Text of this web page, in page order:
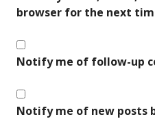
browser for the next
Notify me of follow-up
Notify me of new posts